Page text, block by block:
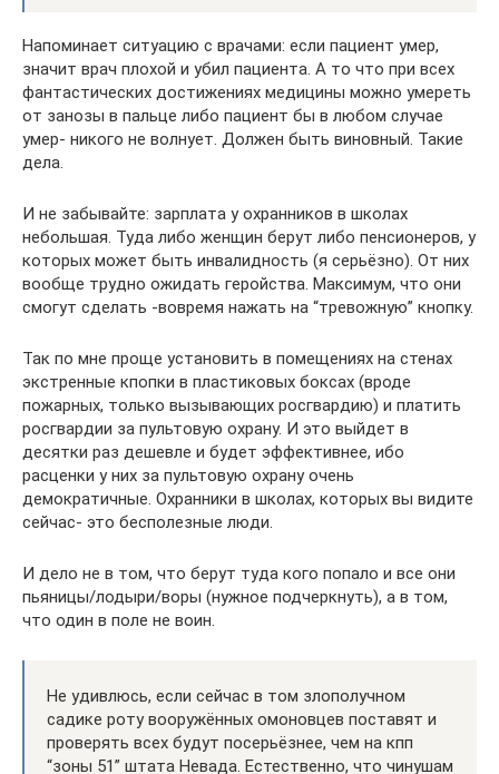
Напоминает ситуацию с врачами: если пациент умер,
значит врач плохой и убил пациента. А то что при всех
фантастических достижениях медицины можно умереть
от занозы в пальце либо пациент бы в любом случае
умер- никого не волнует. Должен быть виновный. Такие
дела.
И не забывайте: зарплата у охранников в школах
небольшая. Туда либо женщин берут либо пенсионеров, у
которых может быть инвалидность (я серьёзно). От них
вообще трудно ожидать геройства. Максимум, что они
смогут сделать -вовремя нажать на “тревожную” кнопку.
Так по мне проще установить в помещениях на стенах
экстренные кпопки в пластиковых боксах (вроде
пожарных, только вызывающих росгвардию) и платить
росгвардии за пультовую охрану. И это выйдет в
десятки раз дешевле и будет эффективнее, ибо
расценки у них за пультовую охрану очень
демократичные. Охранники в школах, которых вы видите
сейчас- это бесполезные люди.
И дело не в том, что берут туда кого попало и все они
пьяницы/лодыри/воры (нужное подчеркнуть), а в том,
что один в поле не воин.
Не удивлюсь, если сейчас в том злополучном
садике роту вооружённых омоновцев поставят и
проверять всех будут посерьёзнее, чем на кпп
“зоны 51” штата Невада. Естественно, что чинушам